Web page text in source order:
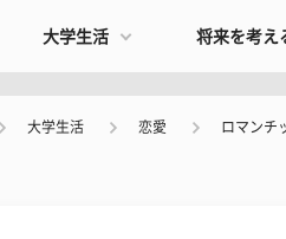
大学生活 将来を考え
大学生活 恋愛 ロマンチ